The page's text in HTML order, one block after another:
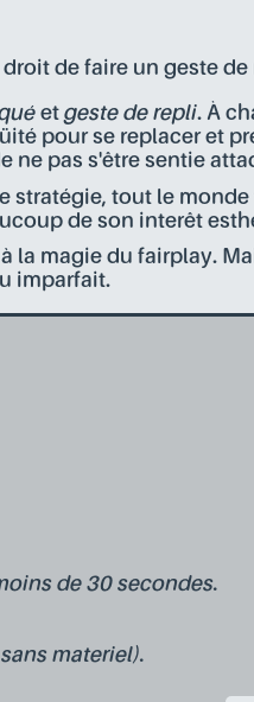
de faire un geste de
et geste de repli. À
pour se replacer et
pas s'être sentie
stratégie, tout le
de son interêt
la magie du fairplay.
imparfait.
de 30 secondes.
materiel).